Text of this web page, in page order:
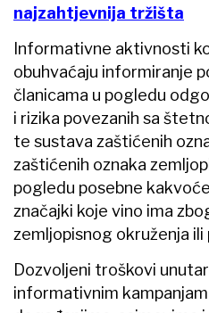
najzahtjevnija tržišta
Informativne aktivnosti
obuhvaćaju informiranje
članicama u pogledu
i rizika povezanih sa
te sustava zaštićenih
zaštićenih oznaka
pogledu posebne
značajki koje vino ima
zemljopisnog okruženja ili
Dozvoljeni troškovi
informativnim